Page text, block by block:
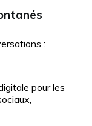
:
pour les